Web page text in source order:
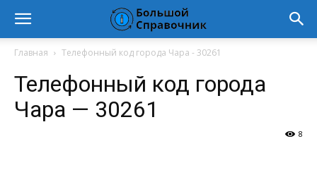
Главная Телефонный код города Чара - 30261
Телефонный код города
Чара — 30261
8